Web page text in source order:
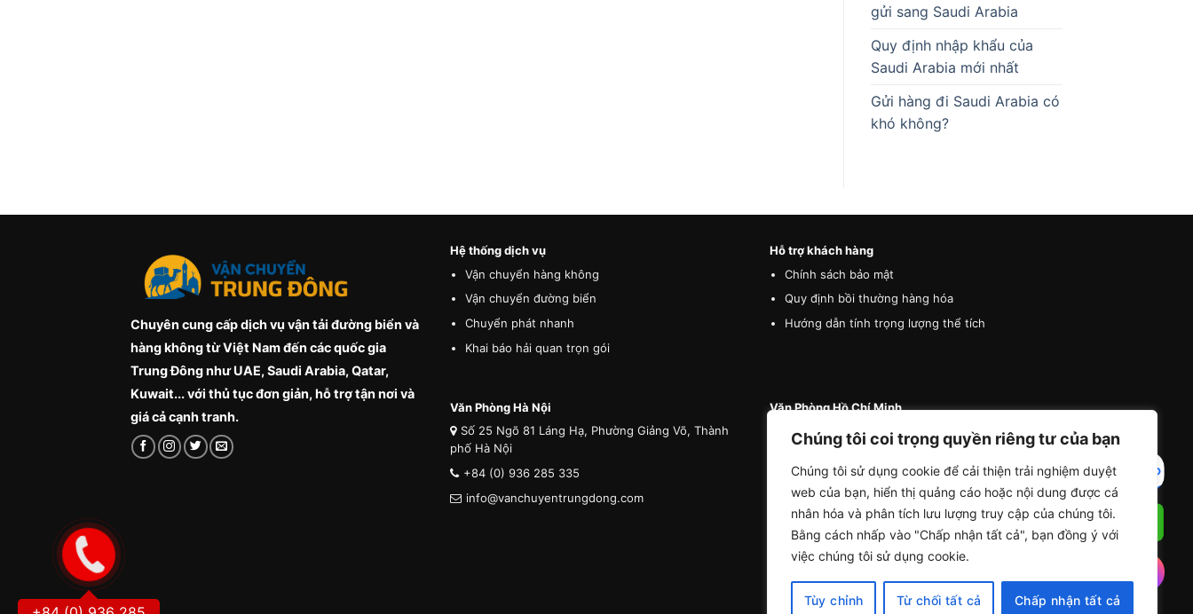
Chúng tôi coi trọng quyền riêng tư của bạn
Chúng tôi sử dụng cookie để cải thiện trải nghiệm duyệt
web của bạn, hiển thị quảng cáo hoặc nội dung được cá
nhân hóa và phân tích lưu lượng truy cập của chúng tôi.
Bằng cách nhấp vào "Chấp nhận tất cả", bạn đồng ý với
việc chúng tôi sử dụng cookie.
Tùy chỉnh Từ chối tất cả Chấp nhận tất cả
gửi sang Saudi Arabia
Quy định nhập khẩu của
Saudi Arabia mới nhất
Gửi hàng đi Saudi Arabia có
khó không?
Chuyên cung cấp dịch vụ vận tải đường biển và
hàng không từ Việt Nam đến các quốc gia
Trung Đông như UAE, Saudi Arabia, Qatar,
Kuwait... với thủ tục đơn giản, hỗ trợ tận nơi và
giá cả cạnh tranh.
Hệ thống dịch vụ
Vận chuyển hàng không
Vận chuyển đường biển
Chuyển phát nhanh
Khai báo hải quan trọn gói
Hỗ trợ khách hàng
Chính sách bảo mật
Quy định bồi thường hàng hóa
Hướng dẫn tính trọng lượng thể tích
Văn Phòng Hà Nội
Số 25 Ngõ 81 Láng Hạ, Phường Giảng Võ, Thành
phố Hà Nội
+84 (0) 936 285 335
info@vanchuyentrungdong.com
Văn Phòng Hồ Chí Minh
Số 87 Đường A4 (K300), Phường Bảy Hiền, Thành
phố Hồ Chí Minh
+84 (0) 936 285 335
info@vanchuyentrungdong.com